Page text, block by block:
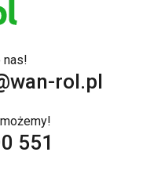
nas!
rol.pl
551